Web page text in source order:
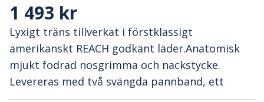
1 493 kr
Lyxigt träns tillverkat i förstklassigt
amerikanskt REACH godkänt läder.Anatomisk
mjukt fodrad nosgrimma och nackstycke.
Levereras med två svängda pannband, ett